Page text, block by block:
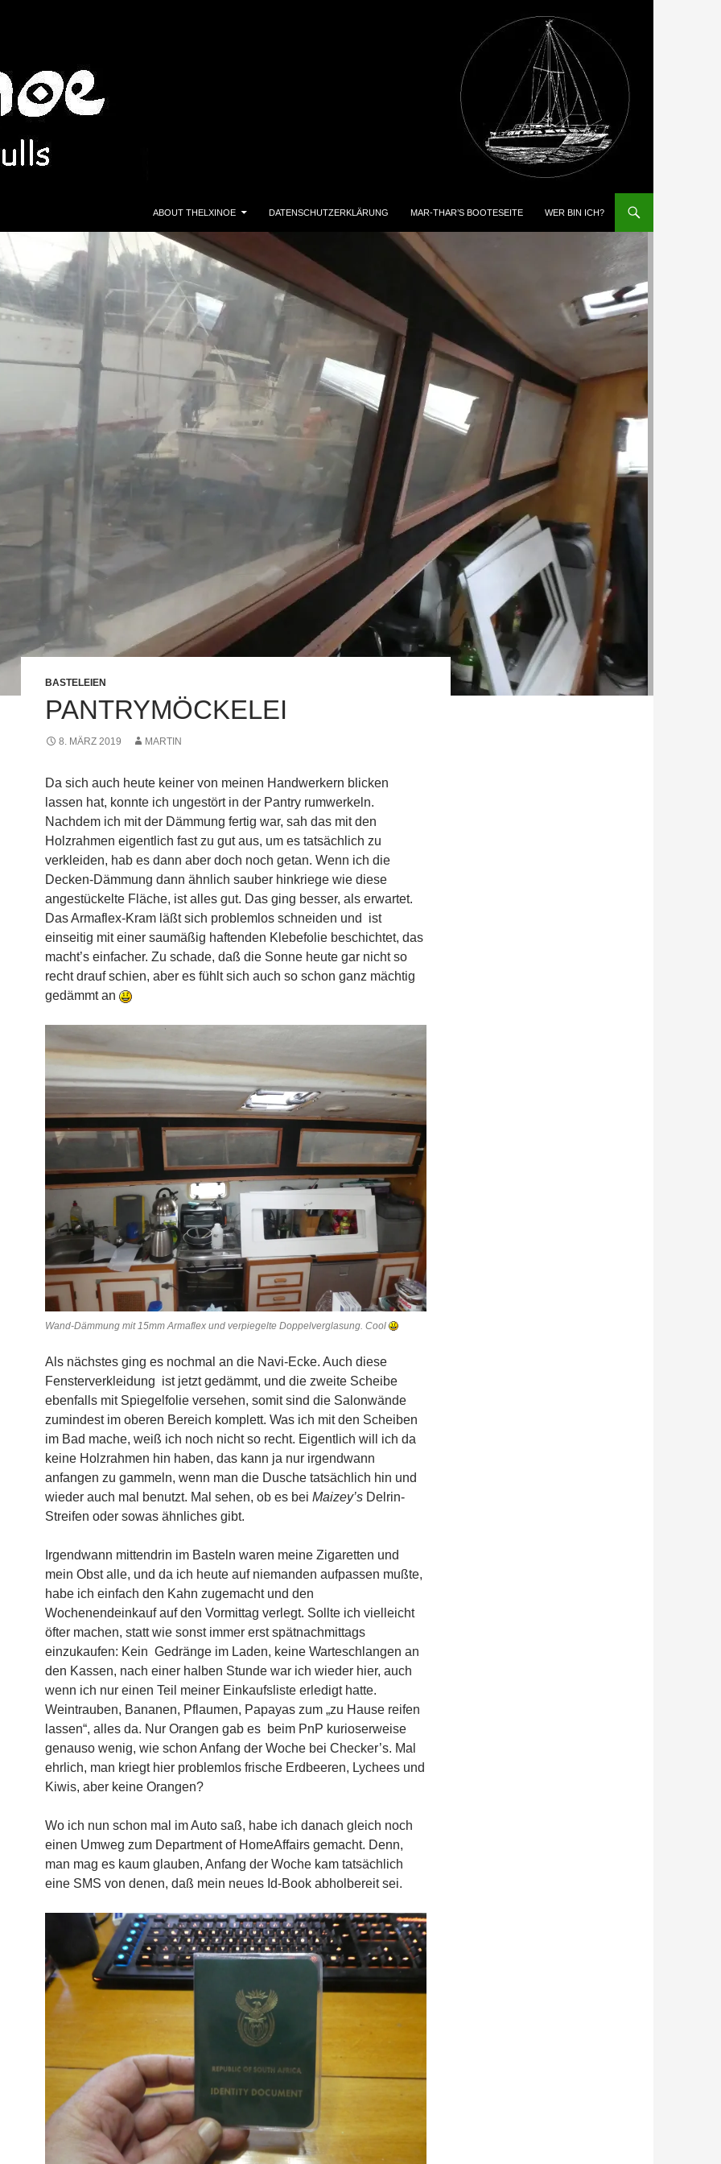
ABOUT THELXINOE
DATENSCHUTZERKLÄRUNG MAR-THAR’S BOOTESEITE WER BIN ICH?
BASTELEIEN
PANTRYMÖCKELEI
8. MÄRZ 2019 MARTIN
Da sich auch heute keiner von meinen Handwerkern blicken
lassen hat, konnte ich ungestört in der Pantry rumwerkeln.
Nachdem ich mit der Dämmung fertig war, sah das mit den
Holzrahmen eigentlich fast zu gut aus, um es tatsächlich zu
verkleiden, hab es dann aber doch noch getan. Wenn ich die
Decken-Dämmung dann ähnlich sauber hinkriege wie diese
angestückelte Fläche, ist alles gut. Das ging besser, als erwartet.
Das Armaflex-Kram läßt sich problemlos schneiden und ist
einseitig mit einer saumäßig haftenden Klebefolie beschichtet, das
macht’s einfacher. Zu schade, daß die Sonne heute gar nicht so
recht drauf schien, aber es fühlt sich auch so schon ganz mächtig
gedämmt an
Wand-Dämmung mit 15mm Armaflex und verpiegelte Doppelverglasung. Cool
Als nächstes ging es nochmal an die Navi-Ecke. Auch diese
Fensterverkleidung ist jetzt gedämmt, und die zweite Scheibe
ebenfalls mit Spiegelfolie versehen, somit sind die Salonwände
zumindest im oberen Bereich komplett. Was ich mit den Scheiben
im Bad mache, weiß ich noch nicht so recht. Eigentlich will ich da
keine Holzrahmen hin haben, das kann ja nur irgendwann
anfangen zu gammeln, wenn man die Dusche tatsächlich hin und
wieder auch mal benutzt. Mal sehen, ob es bei Maizey’s Delrin-
Streifen oder sowas ähnliches gibt.
Irgendwann mittendrin im Basteln waren meine Zigaretten und
mein Obst alle, und da ich heute auf niemanden aufpassen mußte,
habe ich einfach den Kahn zugemacht und den
Wochenendeinkauf auf den Vormittag verlegt. Sollte ich vielleicht
öfter machen, statt wie sonst immer erst spätnachmittags
einzukaufen: Kein Gedränge im Laden, keine Warteschlangen an
den Kassen, nach einer halben Stunde war ich wieder hier, auch
wenn ich nur einen Teil meiner Einkaufsliste erledigt hatte.
Weintrauben, Bananen, Pflaumen, Papayas zum „zu Hause reifen
lassen“, alles da. Nur Orangen gab es beim PnP kurioserweise
genauso wenig, wie schon Anfang der Woche bei Checker’s. Mal
ehrlich, man kriegt hier problemlos frische Erdbeeren, Lychees und
Kiwis, aber keine Orangen?
Wo ich nun schon mal im Auto saß, habe ich danach gleich noch
einen Umweg zum Department of HomeAffairs gemacht. Denn,
man mag es kaum glauben, Anfang der Woche kam tatsächlich
eine SMS von denen, daß mein neues Id-Book abholbereit sei.